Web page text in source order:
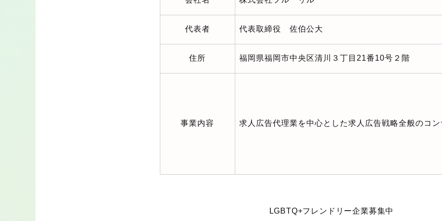
代表者 代表取締役 佐伯公大
住所 福岡県福岡市中央区清川３丁目21番10号２階
事業内容 求人広告代理業を中心とした求人広告戦略全般のコ
LGBTQ+フレンドリー企業募集中